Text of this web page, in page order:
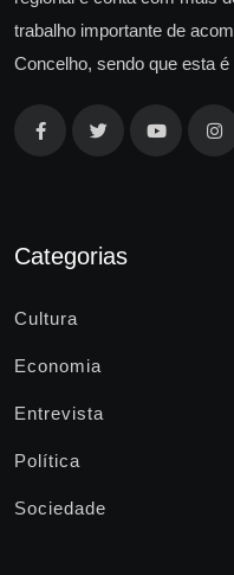
trabalho importante de
Concelho, sendo que esta
Categorias
Cultura
Economia
Entrevista
Política
Sociedade